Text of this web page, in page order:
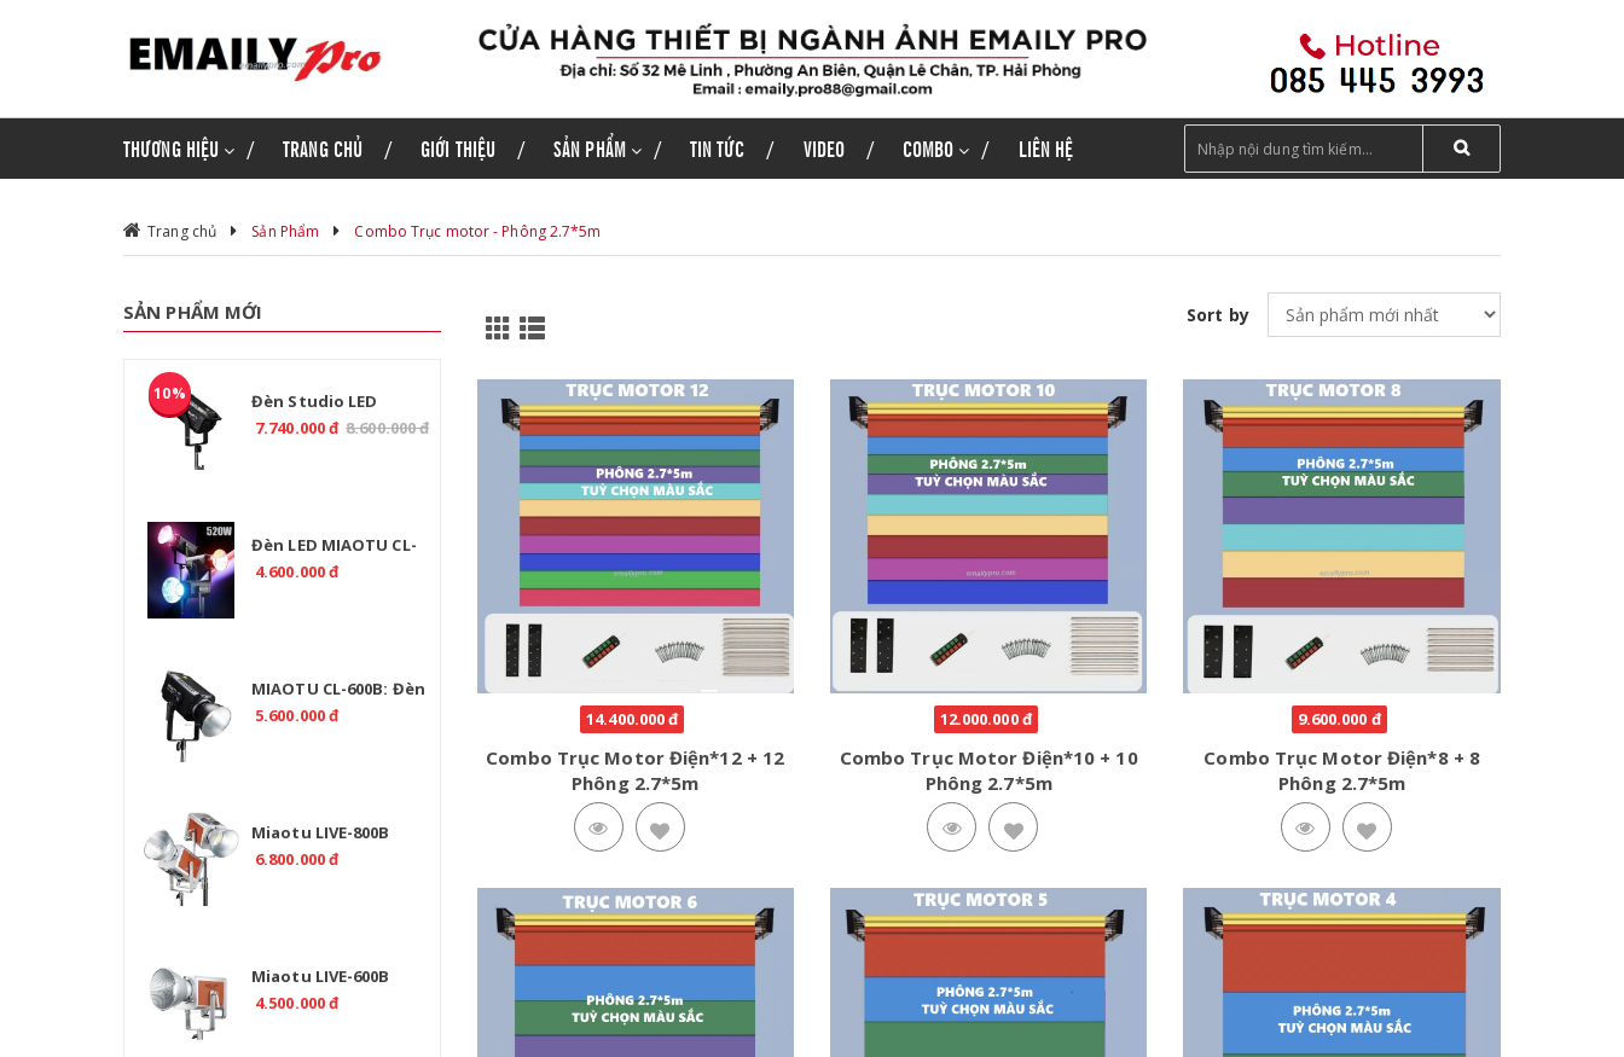
THƯƠNG HIỆU TRANG CHỦ GIỚI THIỆU SẢN PHẨM TIN TỨC VIDEO COMBO LIÊN HỆ
Trang chủ Sản Phẩm Combo Trục motor - Phông 2.7*5m
SẢN PHẨM MỚI
10%
Đèn Studio LED
MIAOTU CL-800B 800W
7.740.000 đ 8.600.000 đ
Đèn LED MIAOTU CL-
500R RGB 520W Chính
4.600.000 đ
MIAOTU CL-600B: Đèn
Studio LED 2700K-
5.600.000 đ
Miaotu LIVE-800B
Professional 800W Bi
6.800.000 đ
Miaotu LIVE-600B
Professional 600W Bi
4.500.000 đ
Sort by
14.400.000 đ
Combo Trục Motor Điện*12 + 12
Phông 2.7*5m
12.000.000 đ
Combo Trục Motor Điện*10 + 10
Phông 2.7*5m
9.600.000 đ
Combo Trục Motor Điện*8 + 8
Phông 2.7*5m